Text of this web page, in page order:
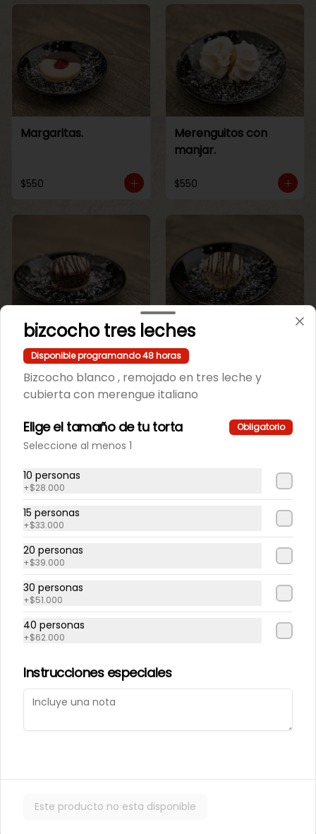
Margaritas.
$550
Merenguitos con
manjar.
$550
Chocolate.
$550
vainilla.
$550
Repollito manjar
artesanal.
$550
Repollitos de crema
pastelera.
Caja de galletas de
Cajita Lenguita de
bizcocho tres leches
Disponible programando 48 horas
Bizcocho blanco , remojado en tres leche y
cubierta con merengue italiano
Elige el tamaño de tu torta Obligatorio
Seleccione al menos 1
10 personas
+$28.000
15 personas
+$33.000
20 personas
+$39.000
30 personas
+$51.000
40 personas
+$62.000
Instrucciones especiales
Este producto no esta disponible